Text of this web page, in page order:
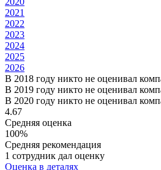
2021
2022
2023
2024
2025
2026
В 2018 году никто не оценивал
В 2019 году никто не оценивал
В 2020 году никто не оценивал
4.67
Средняя оценка
100%
Средняя рекомендация
1 сотрудник дал оценку
Оценка в деталях